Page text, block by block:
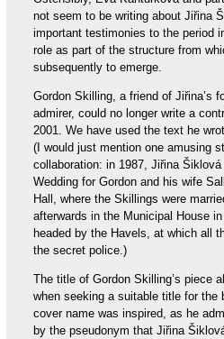
not seem to be writing about Jiřina
important testimonies to the period
role as part of the structure from
subsequently to emerge.
Gordon Skilling, a friend of Jiřina’s
admirer, could no longer write a
2001. We have used the text he
(I would just mention one amusing
collaboration: in 1987, Jiřina
Wedding for Gordon and his wife
Hall, where the Skillings were
afterwards in the Municipal House
headed by the Havels, at which all
the secret police.)
The title of Gordon Skilling’s piece
when seeking a suitable title for the
cover name was inspired, as he
by the pseudonym that Jiřina